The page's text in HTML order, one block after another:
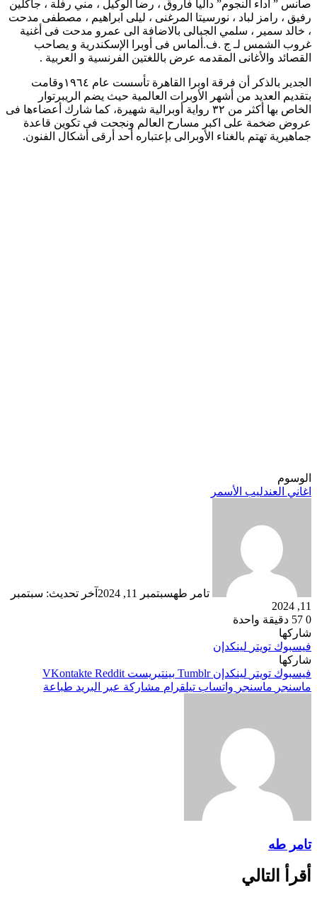
صانس ” اداء النجوم” داليا فاروق ، رضا الوكيل ، مني رفلة ، جاكلين
رفيق ، رامز لباد ، نورسيتا المرغنى ، ليلى ابراهيم ، مصطفى مدحت
، خالد سمير ، سلمي الجبالى بالاضافة الى عمرو مدحت فى أغنية
غروب الشمس لـ ج .ف.ألماس فى أوبرا الإسكندرية و يصاحب
القصائد والأغانى المقدمه عرض باللغتين الفرنسية و العربية .
الجدير بالذكر أن فرقة اوبرا القاهرة تأسست عام ١٩٦٤وقامت
بتقديم العديد من أشهر الأوبرات العالمية حيث يضم الريبرتوار
الخاص بها أكثر من ٣٢ رواية أوبرالية شهيرة، كما شارك أعضاءها فى
عروض ضخمة على اكبر مسارح العالم ونجحت فى تكوين قاعدة
جماهيرية تهتم بالغناء الأوبرالى بإعتباره أحد أرقى أشكال الفنون.
الوسوم
اغاني العندليب الأسمر
تامر طهسبتمبر 11, 2024
آخر تحديث: سبتمبر
11, 2024
0
دقيقة واحدة
شاركها
فيسبوك تويتر لينكدإن
شاركها
فيسبوك تويتر لينكدإن بينتيريست
ماسنجر ماسنجر واتساب تيلقرام مشاركة عبر البريد طباعة
تامر طه
أقرأ التالي